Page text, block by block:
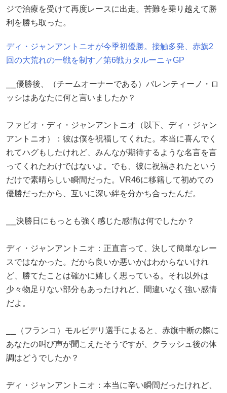
ジで治療を受けて再度レースに出走。苦難を乗り越えて勝
利を勝ち取った。
ディ・ジャンアントニオが今季初優勝。接触多発、赤旗2
回の大荒れの一戦を制す／第6戦カタルーニャGP
⎯⎯優勝後、（チームオーナーである）バレンティーノ・ロ
ッシはあなたに何と言いましたか？
ファビオ・ディ・ジャンアントニオ（以下、ディ・ジャン
アントニオ）：彼は僕を祝福してくれた。本当に喜んでく
れてハグもしたけれど、みんなが期待するような名言を言
ってくれたわけではないよ。でも、彼に祝福されたという
だけで素晴らしい瞬間だった。VR46に移籍して初めての
優勝だったから、互いに深い絆を分かち合ったんだ。
⎯⎯決勝日にもっとも強く感じた感情は何でしたか？
ディ・ジャンアントニオ：正直言って、決して簡単なレー
スではなかった。だから良いか悪いかはわからないけれ
ど、勝てたことは確かに嬉しく思っている。それ以外は
少々物足りない部分もあったけれど、間違いなく強い感情
だよ。
⎯⎯（フランコ）モルビデリ選手によると、赤旗中断の際に
あなたの叫び声が聞こえたそうですが、クラッシュ後の体
調はどうでしたか？
ディ・ジャンアントニオ：本当に辛い瞬間だったけれど、